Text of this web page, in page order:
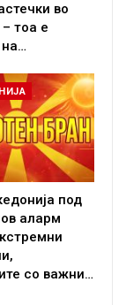
во
тоа е
на…
под
аларм
со важни…